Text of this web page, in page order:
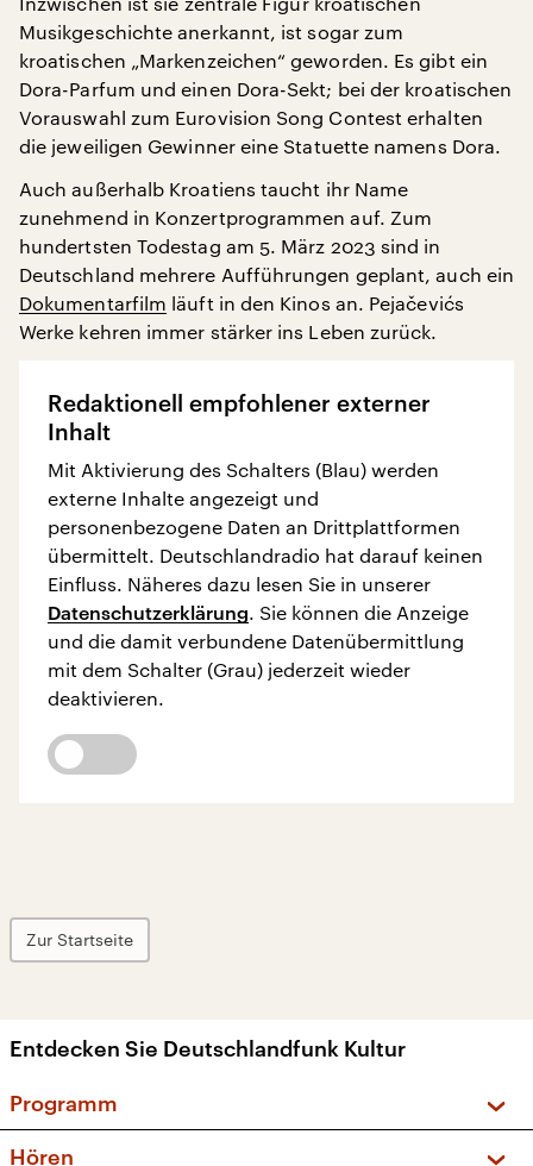
Musikgeschichte anerkannt, ist sogar zum
kroatischen „Markenzeichen“ geworden. Es gibt ein
Dora-Parfum und einen Dora-Sekt; bei der kroatischen
Vorauswahl zum Eurovision Song Contest erhalten
die jeweiligen Gewinner eine Statuette namens Dora.
Auch außerhalb Kroatiens taucht ihr Name
zunehmend in Konzertprogrammen auf. Zum
hundertsten Todestag am 5. März 2023 sind in
Deutschland mehrere Aufführungen geplant, auch ein
Dokumentarfilm läuft in den Kinos an. Pejačevićs
Werke kehren immer stärker ins Leben zurück.
Redaktionell empfohlener externer
Inhalt
Mit Aktivierung des Schalters (Blau) werden
externe Inhalte angezeigt und
personenbezogene Daten an Drittplattformen
übermittelt. Deutschlandradio hat darauf keinen
Einfluss. Näheres dazu lesen Sie in unserer
Datenschutzerklärung. Sie können die Anzeige
und die damit verbundene Datenübermittlung
mit dem Schalter (Grau) jederzeit wieder
deaktivieren.
Zur Startseite
Entdecken Sie Deutschlandfunk Kultur
Programm
Hören